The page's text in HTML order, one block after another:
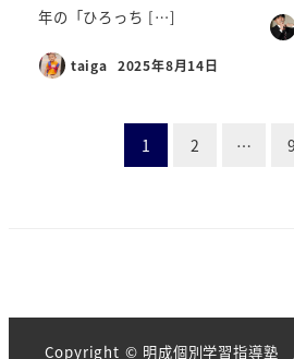
年の「ひろっち […]
taiga 2025年8月14日
ー
1 2 … 9
Copyright © 明成個別学習指導塾